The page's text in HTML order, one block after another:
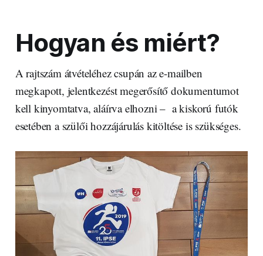
Hogyan és miért?
A rajtszám átvételéhez csupán az e-mailben
megkapott, jelentkezést megerősítő dokumentumot
kell kinyomtatva, aláírva elhozni – a kiskorú futók
esetében a szülői hozzájárulás kitöltése is szükséges.